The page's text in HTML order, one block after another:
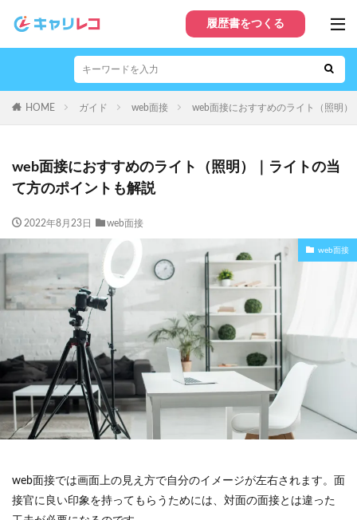
履歴書をつくる
HOME ガイド web面接 web面接におすすめのライト（照明
web面接におすすめのライト（照明）｜ライトの当
て方のポイントも解説
2022年8月23日 web面接
web面接
web面接では画面上の見え方で自分のイメージが左右されます。面
接官に良い印象を持ってもらうためには、対面の面接とは違った